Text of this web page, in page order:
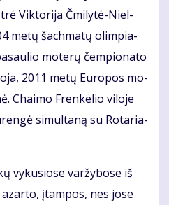
Vik­to­ri­ja Čmi­ly­tė-Niel­
me­tų šach­ma­tų olim­pia­
mo­te­rų čem­pio­na­to
2011 me­tų Eu­ro­pos mo­
Chai­mo Fren­ke­lio vi­lo­je
si­mul­ta­ną su Ro­ta­ria­
vy­ku­sio­se var­žy­bo­se iš
įtam­pos, nes jo­se